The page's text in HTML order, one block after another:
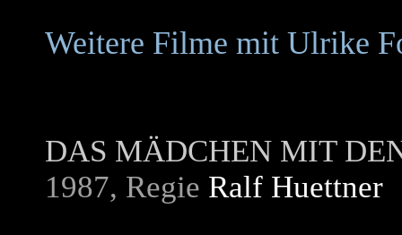
Weitere Filme mit Ulrike
DAS MÄDCHEN MIT
1987, Regie Ralf Huettner